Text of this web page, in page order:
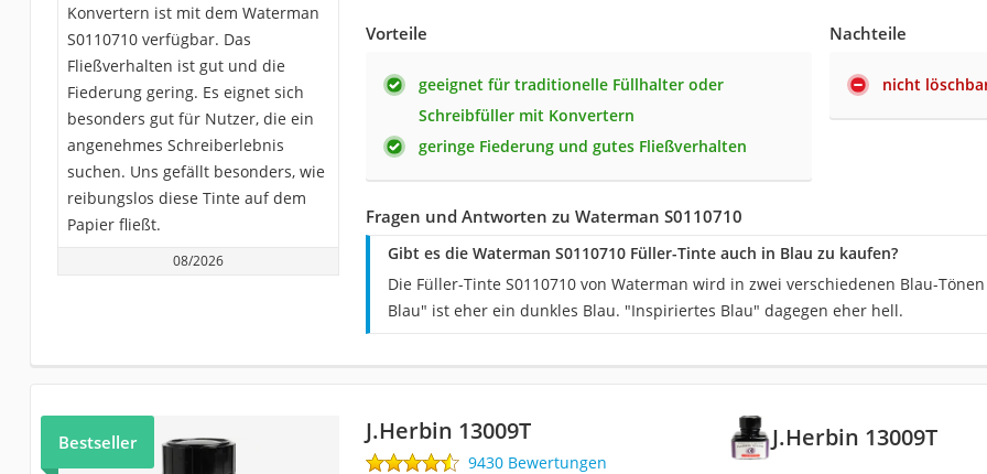
Konvertern ist mit dem Waterman
S0110710 verfügbar. Das
Fließverhalten ist gut und die
Fiederung gering. Es eignet sich
besonders gut für Nutzer, die ein
angenehmes Schreiberlebnis
suchen. Uns gefällt besonders, wie
reibungslos diese Tinte auf dem
Papier fließt.
08/2026
Vorteile
geeignet für traditionelle Füllhalter oder
Schreibfüller mit Konvertern
geringe Fiederung und gutes Fließverhalten
Nachteile
nicht
Fragen und Antworten zu Waterman S0110710
Gibt es die Waterman S0110710 Füller-Tinte auch in Blau zu kaufen?
Die Füller-Tinte S0110710 von Waterman wird in zwei verschiedenen Blau-
Blau" ist eher ein dunkles Blau. "Inspiriertes Blau" dagegen eher hell.
J.Herbin 13009T
Bestseller J.Herbin 13009T
9430 Bewertungen